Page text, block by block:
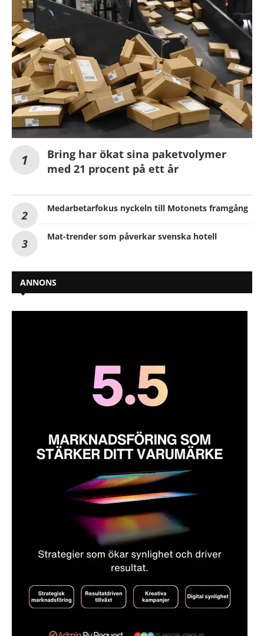
Bring har ökat sina paketvolymer
med 21 procent på ett år
Medarbetarfokus nyckeln till Motonets framgång
Mat-trender som påverkar svenska hotell
ANNONS